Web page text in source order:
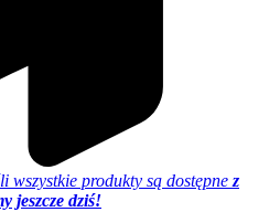
wszystkie produkty są dostępne z
jeszcze dziś!